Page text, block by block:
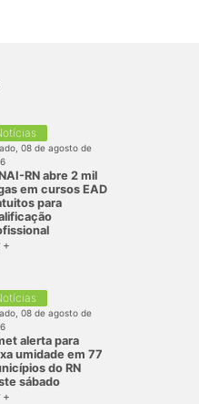
08 de agosto de
RN abre 2 mil
em cursos EAD
para
+
08 de agosto de
alerta para
umidade em 77
do RN
sábado
+